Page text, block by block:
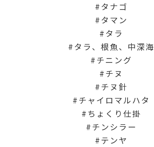
タナゴ
タマン
タラ
タラ、根魚、中深海
チニング
チヌ
チヌ針
チャイロマルハタ
ちょくり仕掛
チンシラー
テンヤ